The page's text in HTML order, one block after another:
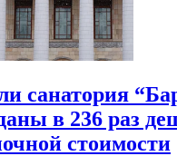
санатория
в 236 раз
стоимости